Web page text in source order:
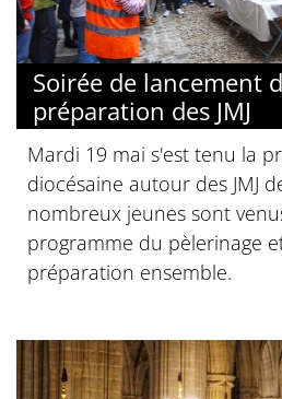
Soirée de lancement
préparation des JMJ
Mardi 19 mai s'est tenu la
diocésaine autour des JMJ
nombreux jeunes sont
programme du pèlerinage
préparation ensemble.